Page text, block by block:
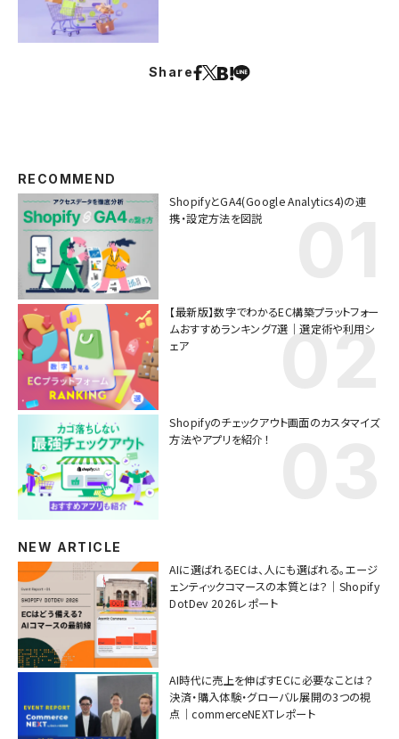
Share
RECOMMEND
ShopifyとGA4(Google Analytics4)の連
携・設定方法を図説
【最新版】数字でわかるEC構築プラットフォー
ムおすすめランキング7選｜選定術や利用シ
ェア
Shopifyのチェックアウト画面のカスタマイズ
方法やアプリを紹介！
NEW ARTICLE
AIに選ばれるECは、人にも選ばれる。エージ
ェンティックコマースの本質とは？｜Shopify
DotDev 2026レポート
AI時代に売上を伸ばすECに必要なことは？
決済・購入体験・グローバル展開の3つの視
点｜commerceNEXTレポート